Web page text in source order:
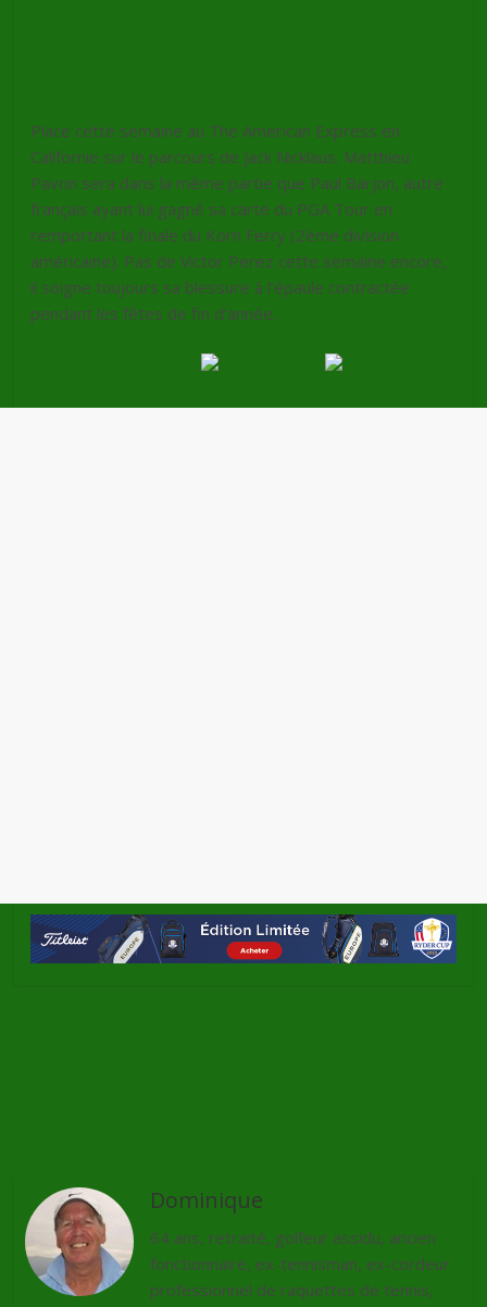
Place cette semaine au The American Express en
Californie sur le parcours de Jack Nicklaus. Matthieu
Pavon sera dans la même partie que Paul Barjon, autre
français ayant lui gagné sa carte du PGA Tour en
remportant la finale du Korn Ferry (2ème division
américaine). Pas de Victor Perez cette semaine encore,
il soigne toujours sa blessure à l’épaule contractée
pendant les fêtes de fin d’année.
Dominique
64 ans, retraité, golfeur assidu, ancien
fonctionnaire, ex-tennisman, ex-cordeur
professionnel de raquettes de tennis,